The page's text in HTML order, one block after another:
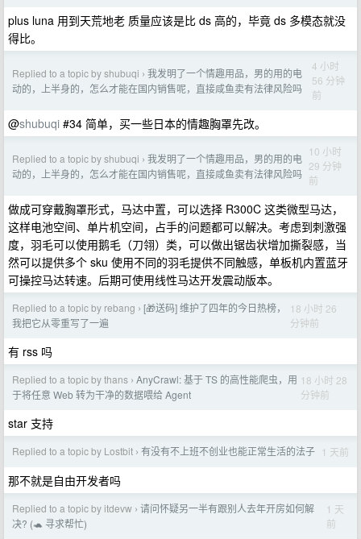
plus luna 用到天荒地老 质量应该是比 ds 高的，毕竟 ds 多模态就没
得比。
Replied to a topic by shubuqi › 我发明了一个情趣用品，男的用的电
动的，上半身的，怎么才能在国内销售呢，直接咸鱼卖有法律风险吗
4 小时
56 分钟
前
@shubuqi #34 简单，买一些日本的情趣胸罩先改。
Replied to a topic by shubuqi › 我发明了一个情趣用品，男的用的电
动的，上半身的，怎么才能在国内销售呢，直接咸鱼卖有法律风险吗
10 小时
29 分钟
前
做成可穿戴胸罩形式，马达中置，可以选择 R300C 这类微型马达，
这样电池空间、单片机空间，占手的问题都可以解决。考虑到刺激强
度，羽毛可以使用鹅毛‌（刀翎）类，可以做出锯齿状增加撕裂感，当
然可以提供多个 sku 使用不同的羽毛提供不同触感，单板机内置蓝牙
可操控马达转速。后期可使用线性马达开发震动版本。
Replied to a topic by rebang › [🎁送码] 维护了四年的今日热榜，
我把它从零重写了一遍
18 小时 26
分钟前
有 rss 吗
Replied to a topic by thans › AnyCrawl: 基于 TS 的高性能爬虫，用
于将任意 Web 转为干净的数据喂给 Agent
18 小时 28
分钟前
star 支持
Replied to a topic by Lostbit › 有没有不上班不创业也能正常生活的法子 1 天前
那不就是自由开发者吗
Replied to a topic by itdevw › 请问怀疑另一半有跟别人去年开房如何解
决? (🐢 寻求帮忙)
1 天
前